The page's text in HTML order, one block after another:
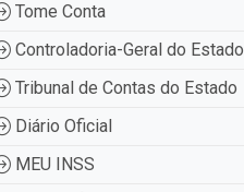
Tome Conta
Controladoria-Geral do Estado
Tribunal de Contas do Estado
Diário Oficial
MEU INSS